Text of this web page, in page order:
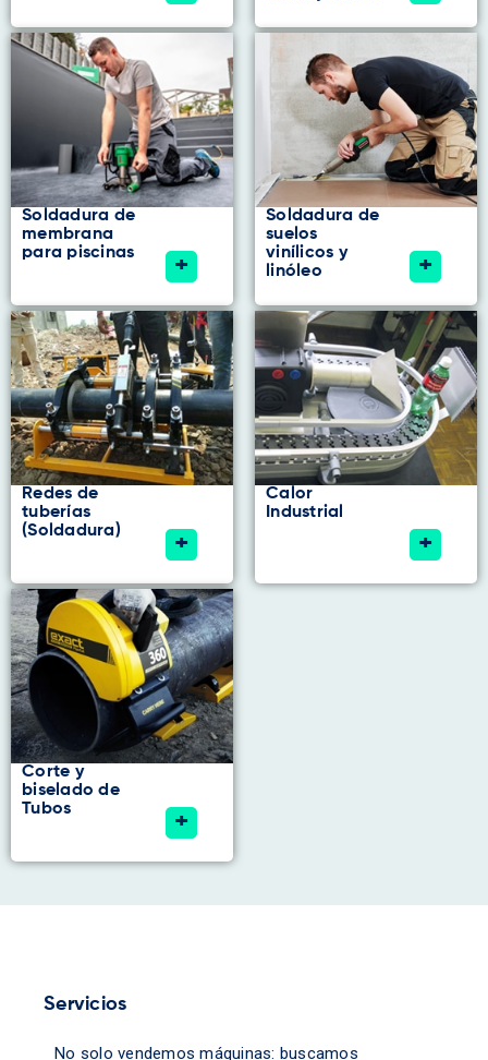
Soldadura de
membrana
para piscinas
+
Soldadura de
suelos
vinílicos y
linóleo
+
Redes de
tuberías
(Soldadura)
+
Calor
Industrial
+
Corte y
biselado de
Tubos
+
Servicios
No solo vendemos máquinas: buscamos